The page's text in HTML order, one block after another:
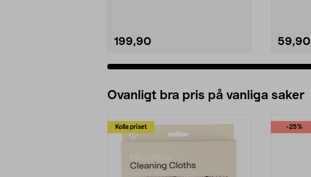
199,90 59,90
Ovanligt bra pris på vanliga saker
Kolla priset -25%